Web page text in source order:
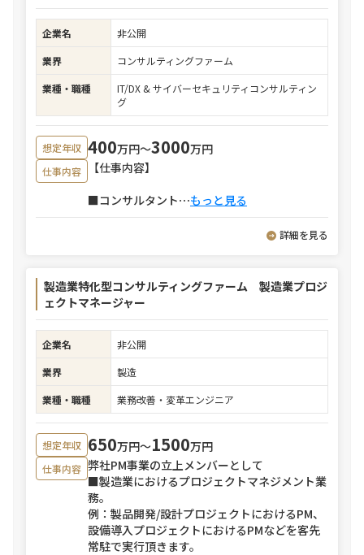
企業名
非公開
業界
コンサルティングファーム
業種・職種
IT/DX & サイバーセキュリティコンサルティン
グ
想定年収 400万円〜3000万円
仕事内容
【仕事内容】
■コンサルタント⋯もっと見る
詳細を見る
製造業特化型コンサルティングファーム 製造業プロジ
ェクトマネージャー
企業名
非公開
業界
製造
業種・職種
業務改善・変革エンジニア
想定年収 650万円〜1500万円
仕事内容 弊社PM事業の立上メンバーとして
■製造業におけるプロジェクトマネジメント業
務。
例：製品開発/設計プロジェクトにおけるPM、
設備導入プロジェクトにおけるPMなどを客先
常駐で実行頂きます。